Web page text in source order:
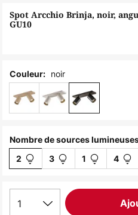
the
images
Spot Arcchio Brinja, noir,
GU10
Couleur: noir
Nombre de sources
2 3 1 4
1